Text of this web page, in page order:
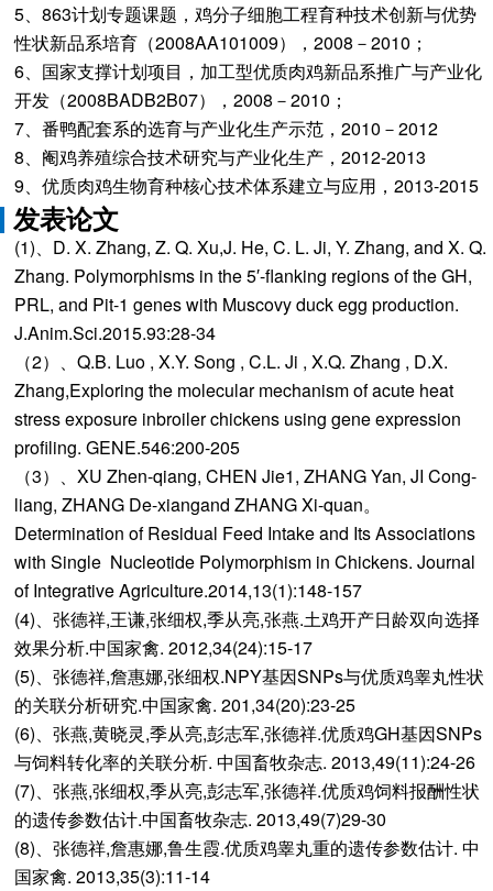
5、863计划专题课题，鸡分子细胞工程育种技术创新与优势
性状新品系培育（2008AA101009），2008－2010；
6、国家支撑计划项目，加工型优质肉鸡新品系推广与产业化
开发（2008BADB2B07），2008－2010；
7、番鸭配套系的选育与产业化生产示范，2010－2012
8、阉鸡养殖综合技术研究与产业化生产，2012-2013
9、优质肉鸡生物育种核心技术体系建立与应用，2013-2015
发表论文
(1)、D. X. Zhang, Z. Q. Xu,J. He, C. L. Ji, Y. Zhang, and X. Q.
Zhang. Polymorphisms in the 5′-flanking regions of the GH,
PRL, and Pit-1 genes with Muscovy duck egg production.
J.Anim.Sci.2015.93:28-34
（2）、Q.B. Luo , X.Y. Song , C.L. Ji , X.Q. Zhang , D.X.
Zhang,Exploring the molecular mechanism of acute heat
stress exposure inbroiler chickens using gene expression
profiling. GENE.546:200-205
（3）、XU Zhen-qiang, CHEN Jie1, ZHANG Yan, JI Cong-
liang, ZHANG De-xiangand ZHANG Xi-quan。
Determination of Residual Feed Intake and Its Associations
with Single Nucleotide Polymorphism in Chickens. Journal
of Integrative Agriculture.2014,13(1):148-157
(4)、张德祥,王谦,张细权,季从亮,张燕.土鸡开产日龄双向选择
效果分析.中国家禽. 2012,34(24):15-17
(5)、张德祥,詹惠娜,张细权.NPY基因SNPs与优质鸡睾丸性状
的关联分析研究.中国家禽. 201,34(20):23-25
(6)、张燕,黄晓灵,季从亮,彭志军,张德祥.优质鸡GH基因SNPs
与饲料转化率的关联分析. 中国畜牧杂志. 2013,49(11):24-26
(7)、张燕,张细权,季从亮,彭志军,张德祥.优质鸡饲料报酬性状
的遗传参数估计.中国畜牧杂志. 2013,49(7)29-30
(8)、张德祥,詹惠娜,鲁生霞.优质鸡睾丸重的遗传参数估计. 中
国家禽. 2013,35(3):11-14